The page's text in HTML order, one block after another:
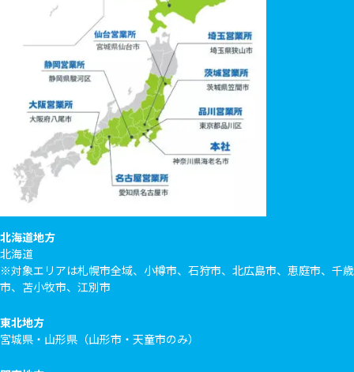
北海道地方
北海道
※対象エリアは札幌市全域、小樽市、石狩市、北広島市、恵庭市、千歳
市、苫小牧市、江別市
東北地方
宮城県・山形県（山形市・天童市のみ）